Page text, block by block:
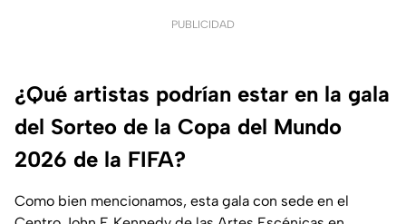
PUBLICIDAD
¿Qué artistas podrían estar en la gala
del Sorteo de la Copa del Mundo
2026 de la FIFA?
Como bien mencionamos, esta gala con sede en el